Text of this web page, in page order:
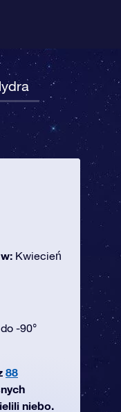
Kwiecień
-90°
88
niebo.